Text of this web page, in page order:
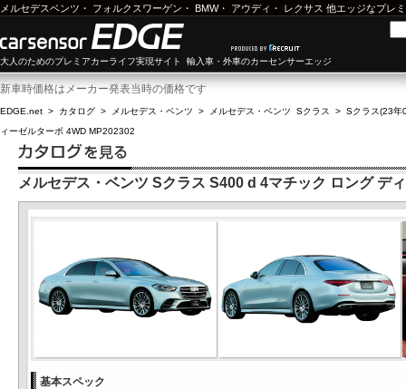
メルセデスベンツ ・ フォルクスワーゲン ・ BMW・ アウディ ・ レクサス 他エッジなプレ
大人のためのプレミアカーライフ実現サイト 輸入車・外車のカーセンサーエッジ
新車時価格はメーカー発表当時の価格です
EDGE.net > カタログ > メルセデス・ベンツ > メルセデス・ベンツ Sクラス > Sクラス(23年
ィーゼルターボ 4WD MP202302
メルセデス・ベンツ Sクラス S400 d 4マチック ロング デ
基本スペック